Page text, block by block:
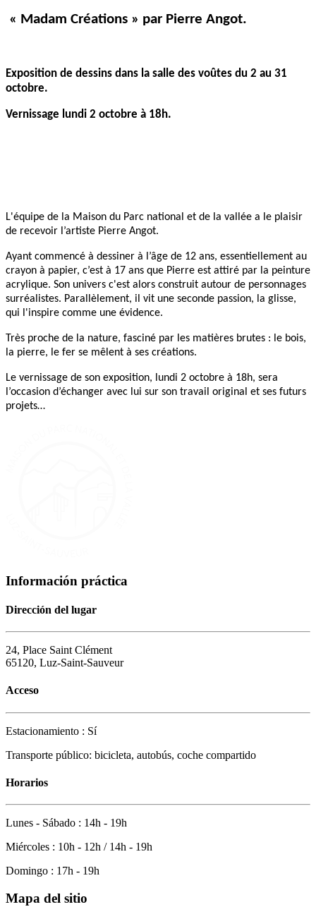
« Madam Créations » par Pierre Angot.
Exposition de dessins dans la salle des voûtes du 2 au 31
octobre.
Vernissage lundi 2 octobre à 18h.
L'équipe de la Maison du Parc national et de la vallée a le plaisir
de recevoir l’artiste Pierre Angot.
Ayant commencé à dessiner à l’âge de 12 ans, essentiellement au
crayon à papier, c’est à 17 ans que Pierre est attiré par la peinture
acrylique. Son univers c'est alors construit autour de personnages
surréalistes. Parallèlement, il vit une seconde passion, la glisse,
qui l'inspire comme une évidence.
Très proche de la nature, fasciné par les matières brutes : le bois,
la pierre, le fer se mêlent à ses créations.
Le vernissage de son exposition, lundi 2 octobre à 18h, sera
l’occasion d’échanger avec lui sur son travail original et ses futurs
projets…
Información práctica
Dirección del lugar
24, Place Saint Clément
65120, Luz-Saint-Sauveur
Acceso
Estacionamiento : Sí
Transporte público: bicicleta, autobús, coche compartido
Horarios
Lunes - Sábado : 14h - 19h
Miércoles : 10h - 12h / 14h - 19h
Domingo : 17h - 19h
Mapa del sitio